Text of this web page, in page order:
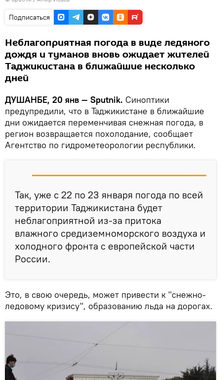
Подписаться
Неблагоприятная погода в виде ледяного
дождя и туманов вновь ожидает жителей
Таджикистана в ближайшие несколько
дней
ДУШАНБЕ, 20 янв — Sputnik. Синоптики
предупредили, что в Таджикистане в ближайшие
дни ожидается переменчивая снежная погода, в
регион возвращается похолодание, сообщает
Агентство по гидрометеорологии республики.
Так, уже с 22 по 23 января погода по всей
территории Таджикистана будет
неблагоприятной из-за притока
влажного средиземноморского воздуха и
холодного фронта с европейской части
России.
Это, в свою очередь, может привести к "снежно-
ледовому кризису", образованию льда на дорогах.